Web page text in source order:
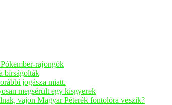
rajongók
bírságolták
jogásza miatt.
megsérült egy kisgyerek
vajon Magyar Péterék fontolóra veszik?